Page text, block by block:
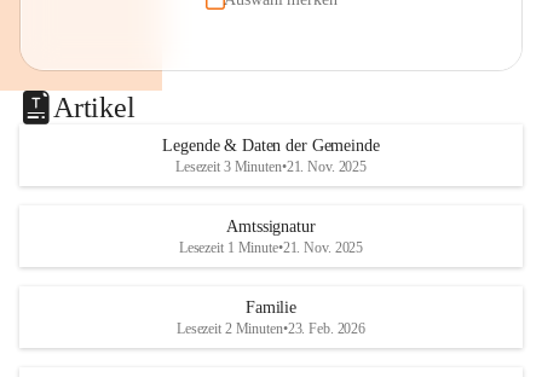
Artikel
Legende & Daten der Gemeinde
Lesezeit 3 Minuten•21. Nov. 2025
Amtssignatur
Lesezeit 1 Minute•21. Nov. 2025
Familie
Lesezeit 2 Minuten•23. Feb. 2026